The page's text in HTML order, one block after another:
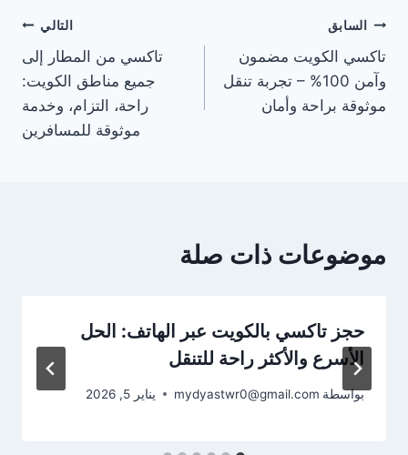
تصفّح
المقالات
السابق
تاكسي الكويت مضمون
وآمن 100% – تجربة تنقل
موثوقة براحة وأمان
التالي
تاكسي من المطار إلى
جميع مناطق الكويت:
راحة، التزام، وخدمة
موثوقة للمسافرين
موضوعات ذات صلة
حجز تاكسي بالكويت عبر الهاتف: الحل
الأسرع والأكثر راحة للتنقل
بواسطة mydyastwr0@gmail.com يناير 5, 2026